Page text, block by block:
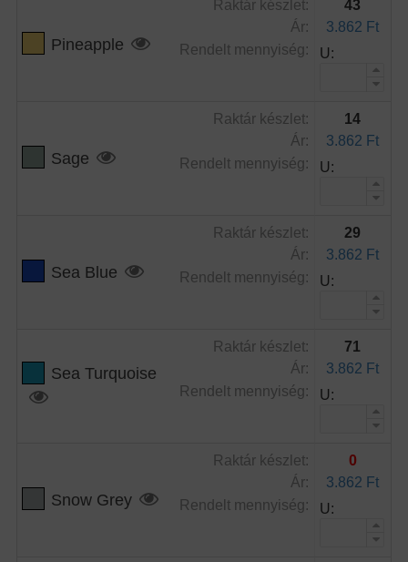
Pineapple
Raktár készlet:
Ár:
Rendelt mennyiség:
43
3.862 Ft
U:
Sage
Raktár készlet:
Ár:
Rendelt mennyiség:
14
3.862 Ft
U:
Sea Blue
Raktár készlet:
Ár:
Rendelt mennyiség:
29
3.862 Ft
U:
Sea Turquoise
Raktár készlet:
Ár:
Rendelt mennyiség:
71
3.862 Ft
U:
Snow Grey
Raktár készlet:
Ár:
Rendelt mennyiség:
0
3.862 Ft
U: